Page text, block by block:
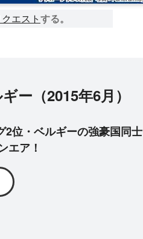
クエストする。
ー（2015年6月）
位・ベルギーの強豪国同士
エア！